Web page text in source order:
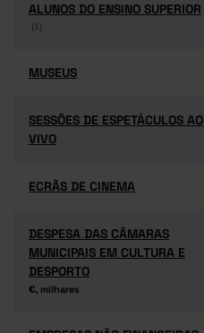
ALUNOS DO ENSINO SUPERIOR
(1)
ALUNOS DO ENSINO SUPERIOR
(1)
MUSEUS
MUSEUS
SESSÕES DE ESPETÁCULOS AO
VIVO
SESSÕES DE ESPETÁCULOS AO
VIVO
ECRÃS DE CINEMA
ECRÃS DE CINEMA
DESPESA DAS CÂMARAS
MUNICIPAIS EM CULTURA E
DESPORTO
€, milhares
DESPESA DAS CÂMARAS
MUNICIPAIS EM CULTURA E
DESPORTO
€, milhares